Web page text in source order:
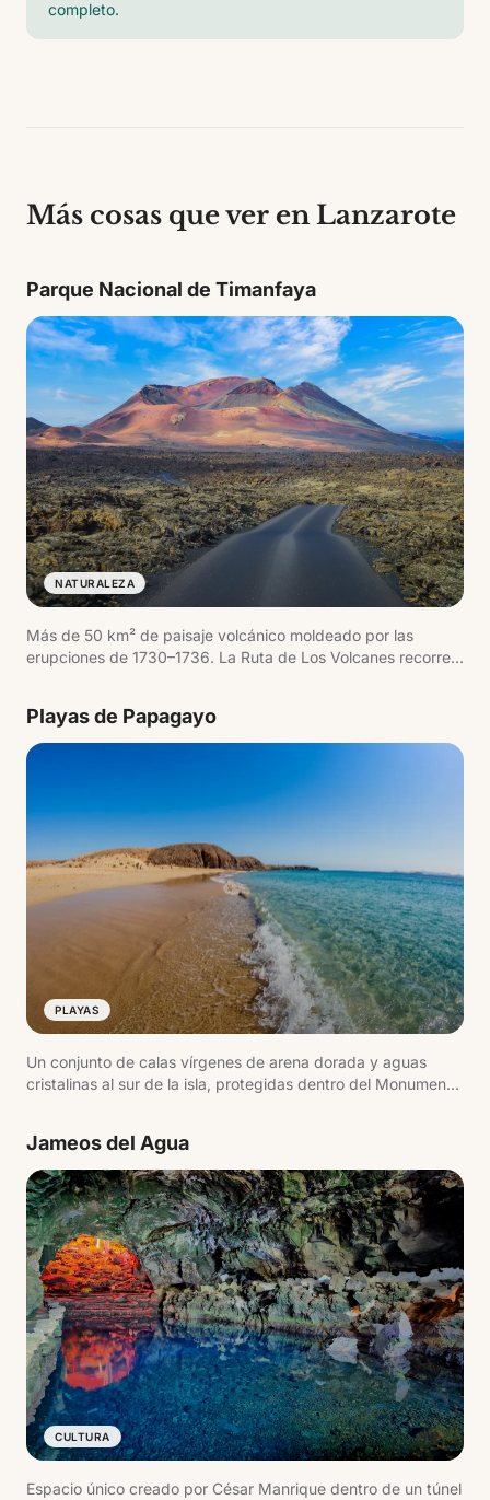
completo.
Más cosas que ver en Lanzarote
Parque Nacional de Timanfaya
NATURALEZA
Más de 50 km² de paisaje volcánico moldeado por las
erupciones de 1730–1736. La Ruta de Los Volcanes recorre
demostraciones geotérmicas en el Islote de Hilario son
imprescindibles.
Playas de Papagayo
PLAYAS
Un conjunto de calas vírgenes de arena dorada y aguas
cristalinas al sur de la isla, protegidas dentro del Monumento
ideales para snorkel.
Jameos del Agua
CULTURA
Espacio único creado por César Manrique dentro de un túnel